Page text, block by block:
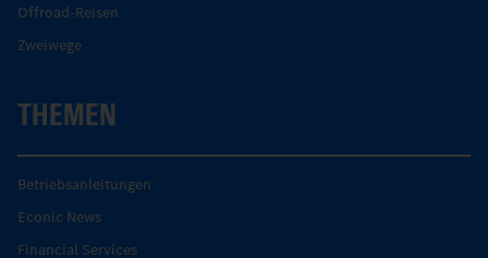
Offroad-Reisen
Zweiwege
THEMEN
Betriebsanleitungen
Econic News
Financial Services